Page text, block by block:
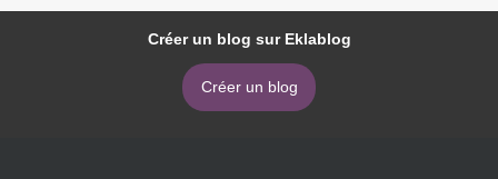
Créer un blog sur Eklablog
Créer un blog